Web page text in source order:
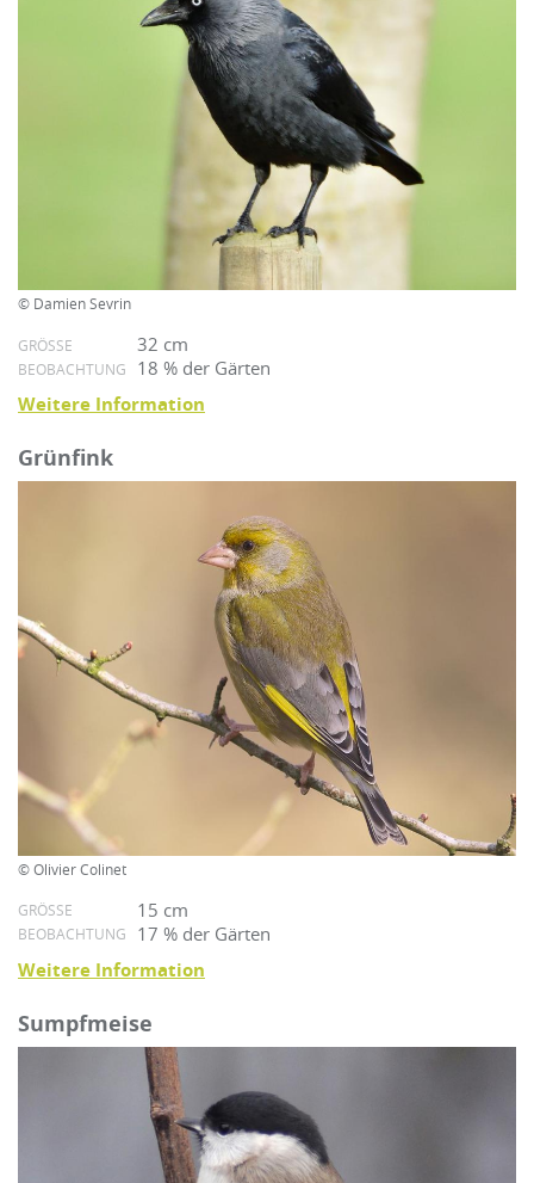
© Damien Sevrin
GRÖSSE 32 cm
BEOBACHTUNG 18 % der Gärten
Weitere Information
Grünfink
© Olivier Colinet
GRÖSSE 15 cm
BEOBACHTUNG 17 % der Gärten
Weitere Information
Sumpfmeise